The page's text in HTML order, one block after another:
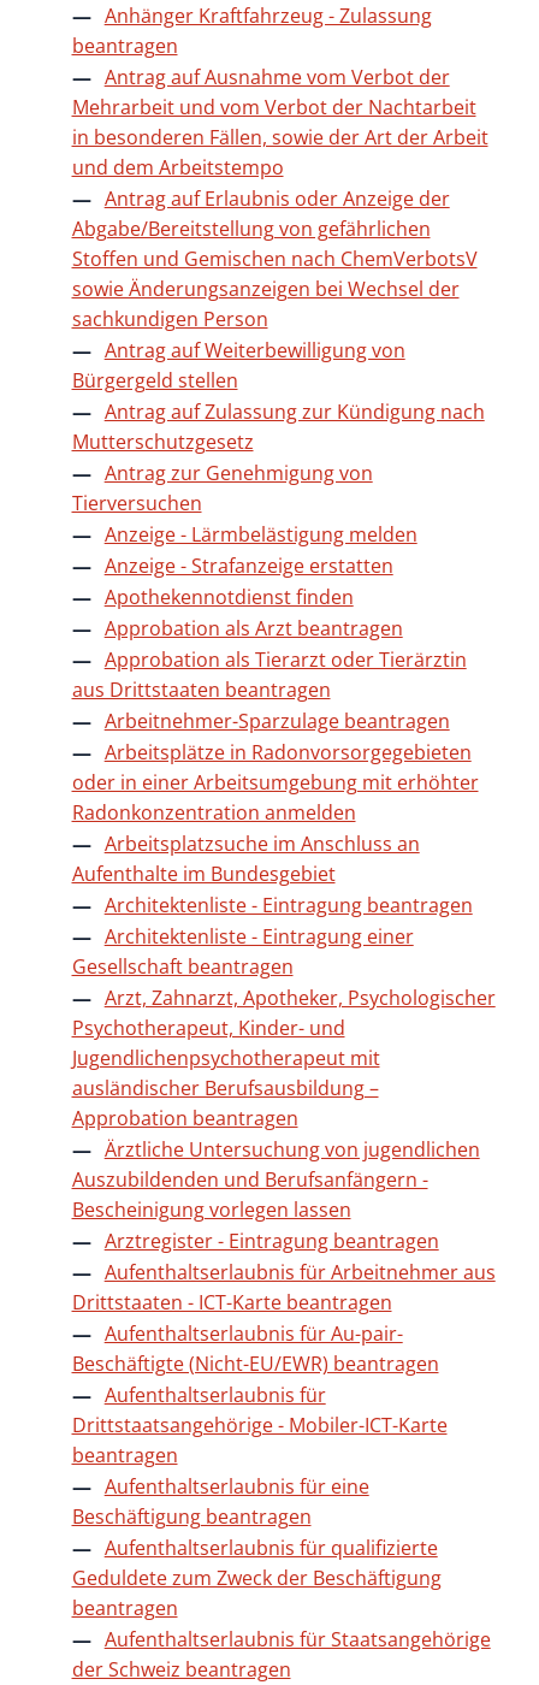
Anhänger Kraftfahrzeug - Zulassung
beantragen
Antrag auf Ausnahme vom Verbot der
Mehrarbeit und vom Verbot der Nachtarbeit
in besonderen Fällen, sowie der Art der Arbeit
und dem Arbeitstempo
Antrag auf Erlaubnis oder Anzeige der
Abgabe/Bereitstellung von gefährlichen
Stoffen und Gemischen nach ChemVerbotsV
sowie Änderungsanzeigen bei Wechsel der
sachkundigen Person
Antrag auf Weiterbewilligung von
Bürgergeld stellen
Antrag auf Zulassung zur Kündigung nach
Mutterschutzgesetz
Antrag zur Genehmigung von
Tierversuchen
Anzeige - Lärmbelästigung melden
Anzeige - Strafanzeige erstatten
Apothekennotdienst finden
Approbation als Arzt beantragen
Approbation als Tierarzt oder Tierärztin
aus Drittstaaten beantragen
Arbeitnehmer-Sparzulage beantragen
Arbeitsplätze in Radonvorsorgegebieten
oder in einer Arbeitsumgebung mit erhöhter
Radonkonzentration anmelden
Arbeitsplatzsuche im Anschluss an
Aufenthalte im Bundesgebiet
Architektenliste - Eintragung beantragen
Architektenliste - Eintragung einer
Gesellschaft beantragen
Arzt, Zahnarzt, Apotheker, Psychologischer
Psychotherapeut, Kinder- und
Jugendlichenpsychotherapeut mit
ausländischer Berufsausbildung –
Approbation beantragen
Ärztliche Untersuchung von jugendlichen
Auszubildenden und Berufsanfängern -
Bescheinigung vorlegen lassen
Arztregister - Eintragung beantragen
Aufenthaltserlaubnis für Arbeitnehmer aus
Drittstaaten - ICT-Karte beantragen
Aufenthaltserlaubnis für Au-pair-
Beschäftigte (Nicht-EU/EWR) beantragen
Aufenthaltserlaubnis für
Drittstaatsangehörige - Mobiler-ICT-Karte
beantragen
Aufenthaltserlaubnis für eine
Beschäftigung beantragen
Aufenthaltserlaubnis für qualifizierte
Geduldete zum Zweck der Beschäftigung
beantragen
Aufenthaltserlaubnis für Staatsangehörige
der Schweiz beantragen